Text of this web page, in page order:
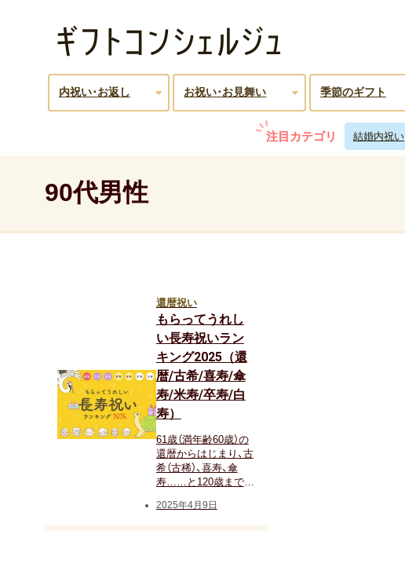
内祝い･お返し お祝い･お見舞い 季節のギフト
注目カテゴリ 結婚内祝い
90代男性
還暦祝い
もらってうれし
い長寿祝いラン
キング2025（還
暦/古希/喜寿/傘
寿/米寿/卒寿/白
寿）
61歳（満年齢60歳）の
還暦からはじまり、古
希（古稀）、喜寿、傘
寿……と120歳まで節
康をお祝いする長寿
2025年4月9日